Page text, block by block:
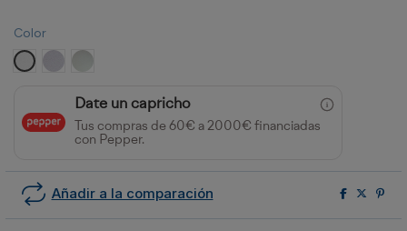
Color
GL BlancoGL PlataGL Champagne
Date un capricho
Tus compras de 60€ a 2000€ financiadas
con Pepper.
Añadir a la comparación